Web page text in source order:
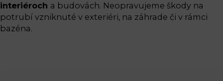
interiéroch a budovách. Neopravujeme škody na
potrubí vzniknuté v exteriéri, na záhrade či v rámci
bazéna.